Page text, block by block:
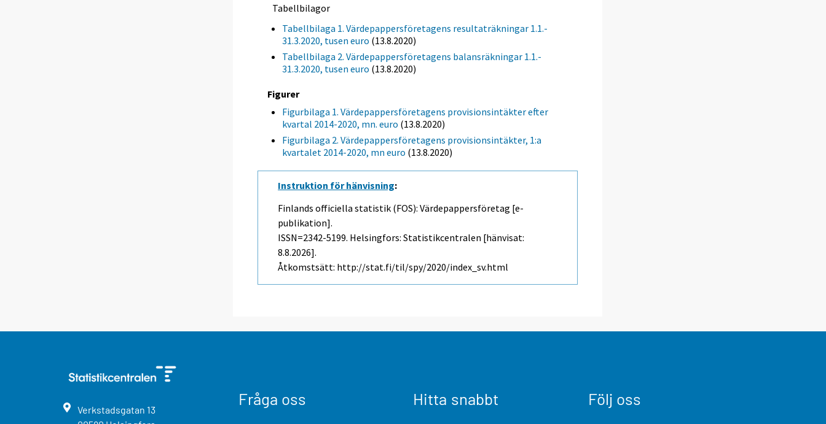
Tabellbilagor
Tabellbilaga 1. Värdepappersföretagens resultaträkningar 1.1.-
31.3.2020, tusen euro (13.8.2020)
Tabellbilaga 2. Värdepappersföretagens balansräkningar 1.1.-
31.3.2020, tusen euro (13.8.2020)
Figurer
Figurbilaga 1. Värdepappersföretagens provisionsintäkter efter
kvartal 2014-2020, mn. euro (13.8.2020)
Figurbilaga 2. Värdepappersföretagens provisionsintäkter, 1:a
kvartalet 2014-2020, mn euro (13.8.2020)
Instruktion för hänvisning:
Finlands officiella statistik (FOS): Värdepappersföretag [e-
publikation].
ISSN=2342-5199. Helsingfors: Statistikcentralen [hänvisat:
8.8.2026].
Åtkomstsätt: http://stat.fi/til/spy/2020/index_sv.html
Verkstadsgatan 13
Fråga oss Hitta snabbt Följ oss